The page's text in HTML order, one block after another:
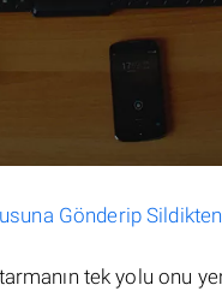
Gönderip
tek yolu onu